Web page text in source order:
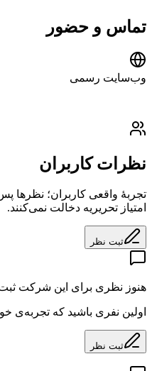
تماس و حضور
وب‌سایت رسمی
نظرات کاربران
تجربهٔ واقعی کاربران؛ نظرها
امتیاز تحریریه دخالت نمی‌کنند.
ثبت نظر
هنوز نظری برای این شرکت
اولین نفری باشید که تجربه‌ی
ثبت نظر